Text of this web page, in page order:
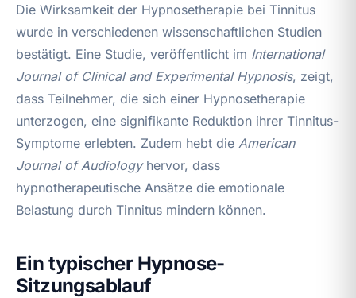
Die Wirksamkeit der Hypnosetherapie bei Tinnitus
wurde in verschiedenen wissenschaftlichen Studien
bestätigt. Eine Studie, veröffentlicht im International
Journal of Clinical and Experimental Hypnosis, zeigt,
dass Teilnehmer, die sich einer Hypnosetherapie
unterzogen, eine signifikante Reduktion ihrer Tinnitus-
Symptome erlebten. Zudem hebt die American
Journal of Audiologyhervor, dass
hypnotherapeutische Ansätze die emotionale
Belastung durch Tinnitus mindern können.
Ein typischer Hypnose-
Sitzungsablauf